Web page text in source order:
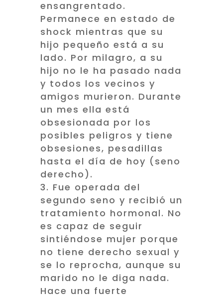
ensangrentado.
Permanece en estado de
shock mientras que su
hijo pequeño está a su
lado. Por milagro, a su
hijo no le ha pasado nada
y todos los vecinos y
amigos murieron. Durante
un mes ella está
obsesionada por los
posibles peligros y tiene
obsesiones, pesadillas
hasta el día de hoy (seno
derecho).
Fue operada del
segundo seno y recibió un
tratamiento hormonal. No
es capaz de seguir
sintiéndose mujer porque
no tiene derecho sexual y
se lo reprocha, aunque su
marido no le diga nada.
Hace una fuerte